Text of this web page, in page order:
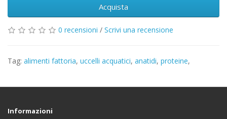
Acquista
0 recensioni / Scrivi una recensione
Tag: alimenti fattoria, uccelli acquatici, anatidi, proteine,
Informazioni